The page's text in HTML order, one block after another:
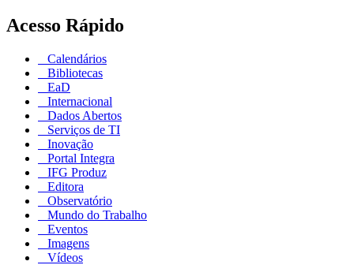
Acesso Rápido
Calendários
Bibliotecas
EaD
Internacional
Dados Abertos
Serviços de TI
Inovação
Portal Integra
IFG Produz
Editora
Observatório
Mundo do Trabalho
Eventos
Imagens
Vídeos